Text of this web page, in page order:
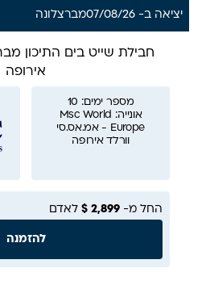
יציאה ב- 07/08/26 מברצלונה
אירופה
מספר ימים: 10
אונייה: Msc World
Europe - אמ.אס.סי
וורלד אירופה
החל מ- לאדם
להזמנה